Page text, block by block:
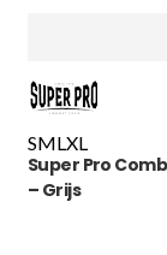
SML XL
Super Pro
– Grijs